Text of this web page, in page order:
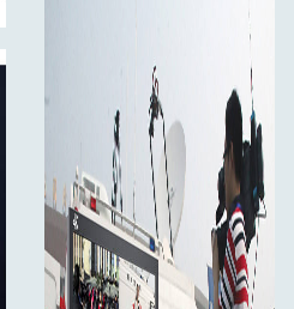
z živě natáčených
vysílací studia, živé
a seminářů,
vysílání přes internet a
naplnit vaše
exteriérové multikamerové